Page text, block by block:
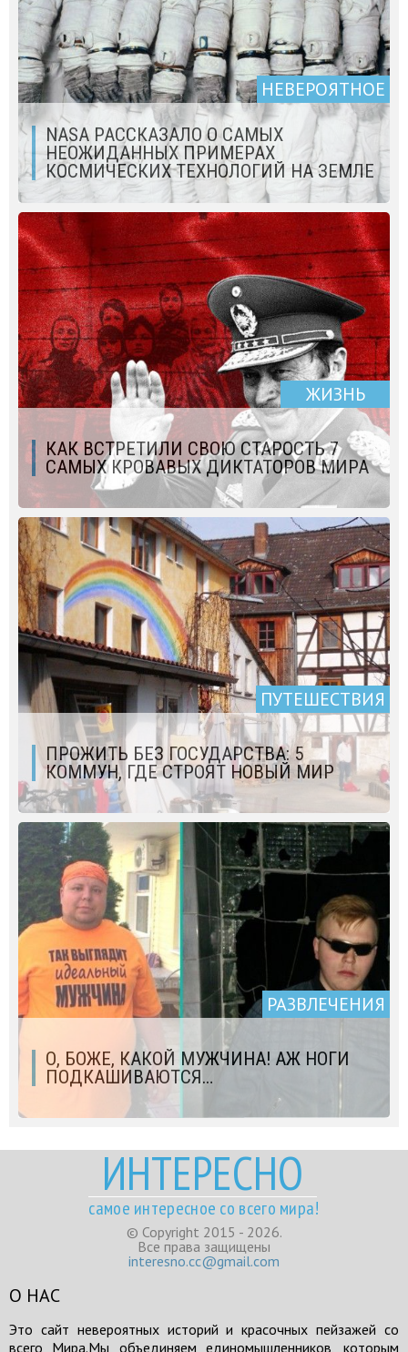
НЕВЕРОЯТНОЕ
NASA РАССКАЗАЛО О САМЫХ
НЕОЖИДАННЫХ ПРИМЕРАХ
КОСМИЧЕСКИХ ТЕХНОЛОГИЙ НА ЗЕМЛЕ
ЖИЗНЬ
КАК ВСТРЕТИЛИ СВОЮ СТАРОСТЬ 7
САМЫХ КРОВАВЫХ ДИКТАТОРОВ МИРА
ПУТЕШЕСТВИЯ
ПРОЖИТЬ БЕЗ ГОСУДАРСТВА: 5
КОММУН, ГДЕ СТРОЯТ НОВЫЙ МИР
РАЗВЛЕЧЕНИЯ
О, БОЖЕ, КАКОЙ МУЖЧИНА! АЖ НОГИ
ПОДКАШИВАЮТСЯ…
ИНТЕРЕСНО
самое интересное со всего мира!
© Copyright 2015 - 2026.
Все права защищены
interesno.cc@gmail.com
О НАС
Это сайт невероятных историй и красочных пейзажей со
всего Мира.Мы объединяем единомышленников, которым